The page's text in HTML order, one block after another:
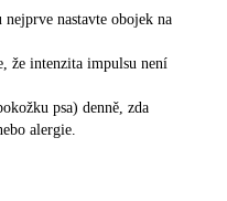
nastavte obojek na
že intenzita impulsu není
psa) denně, zda
alergie.